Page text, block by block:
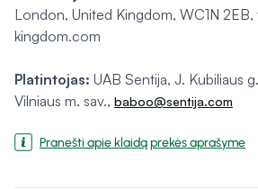
London, United Kingdom, WC1N
kingdom.com
Platintojas: UAB Sentija, J. Kubiliaus
Vilniaus m. sav., baboo@sentija.com
Pranešti apie klaidą prekės aprašyme